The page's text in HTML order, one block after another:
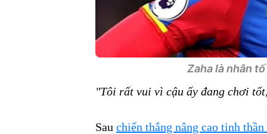
Zaha là nhân
"Tôi rất vui vì cậu ấy đang chơi
Sau chiến thắng nâng cao tinh